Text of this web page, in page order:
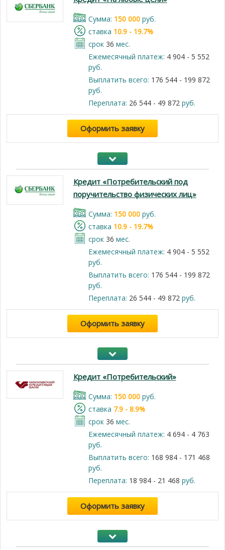
Cумма: 150 000руб.
cтавка 10.9 - 19.7%
срок 36 мес.
Ежемесячный платеж: 4 904 - 5 552
руб.
Выплатить всего: 176 544 - 199 872
руб.
Переплата: 26 544 - 49 872руб.
Оформить заявку
Кредит «Потребительский под
поручительство физических лиц»
Cумма: 150 000руб.
cтавка 10.9 - 19.7%
срок 36 мес.
Ежемесячный платеж: 4 904 - 5 552
руб.
Выплатить всего: 176 544 - 199 872
руб.
Переплата: 26 544 - 49 872руб.
Оформить заявку
Кредит «Потребительский»
Cумма: 150 000руб.
cтавка 7.9 - 8.9%
срок 36 мес.
Ежемесячный платеж: 4 694 - 4 763
руб.
Выплатить всего: 168 984 - 171 468
руб.
Переплата: 18 984 - 21 468 руб.
Оформить заявку